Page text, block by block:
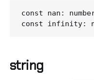
const nan:
string